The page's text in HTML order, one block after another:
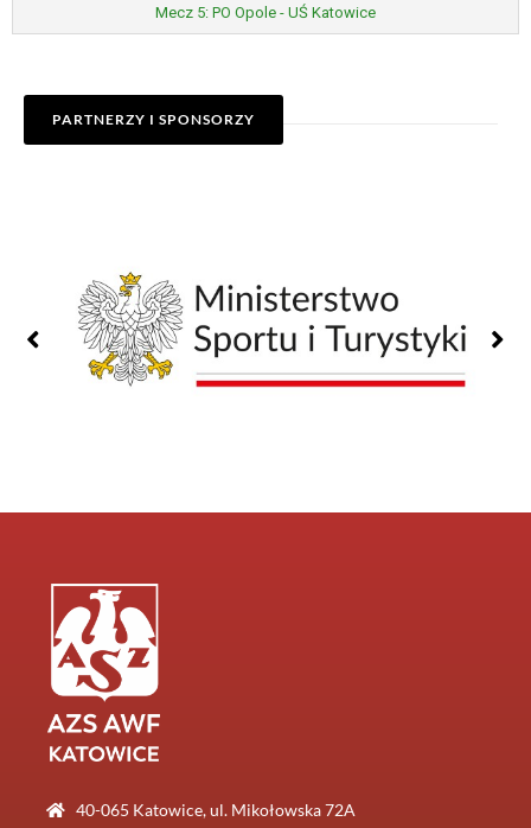
Mecz 5: PO Opole - UŚ Katowice
PARTNERZY I SPONSORZY
40-065 Katowice, ul. Mikołowska 72A